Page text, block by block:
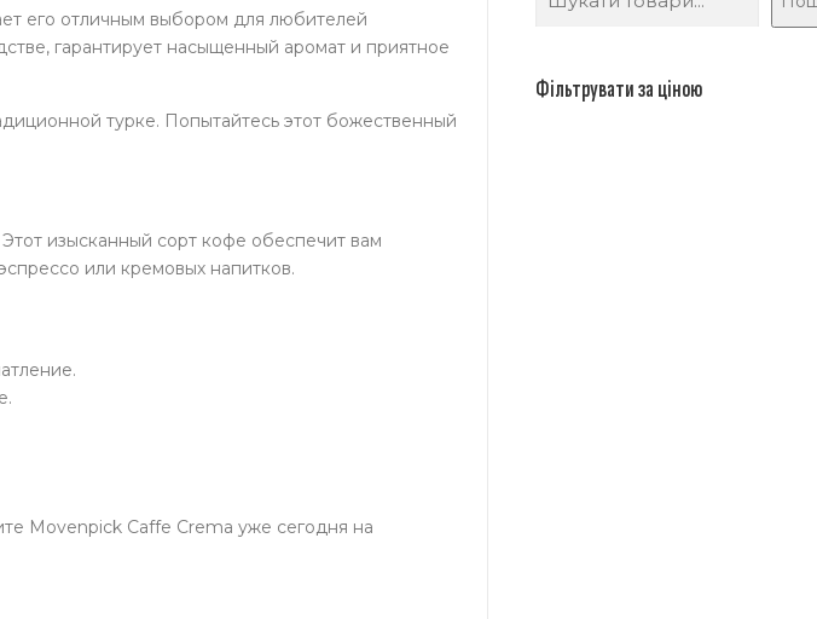
его отличным выбором для любителей
гарантирует насыщенный аромат и приятное
турке. Попытайтесь этот божественный
изысканный сорт кофе обеспечит вам
или кремовых напитков.
Movenpick Caffe Crema уже сегодня на
Фільтрувати за ціною